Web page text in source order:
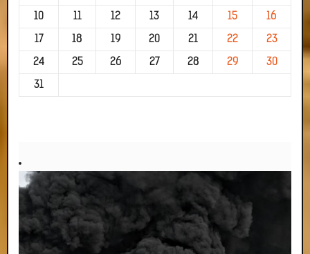
10 11 12 13 14 15 16
17 18 19 20 21 22 23
24 25 26 27 28 29 30
31